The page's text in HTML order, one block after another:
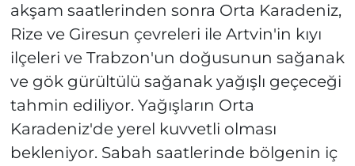
akşam saatlerinden sonra Orta Karadeniz,
Rize ve Giresun çevreleri ile Artvin'in kıyı
ilçeleri ve Trabzon'un doğusunun sağanak
ve gök gürültülü sağanak yağışlı geçeceği
tahmin ediliyor. Yağışların Orta
Karadeniz'de yerel kuvvetli olması
bekleniyor. Sabah saatlerinde bölgenin iç